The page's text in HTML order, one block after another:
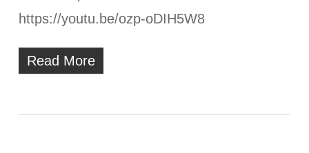
https://youtu.be/ozp-oDIH5W8
Read More